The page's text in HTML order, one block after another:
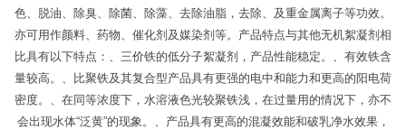
色、脱油、除臭、除菌、除藻、去除油脂，去除、及重金属离子等功效。
亦可用作颜料、药物、催化剂及媒染剂等。产品特点与其他无机絮凝剂相
比具有以下特点：、三价铁的低分子絮凝剂，产品性能稳定。、有效铁含
量较高。、比聚铁及其复合型产品具有更强的电中和能力和更高的阳电荷
密度。、在同等浓度下，水溶液色光较聚铁浅，在过量用的情况下，亦不
会出现水体“泛黄”的现象。、产品具有更高的混凝效能和破乳净水效果，